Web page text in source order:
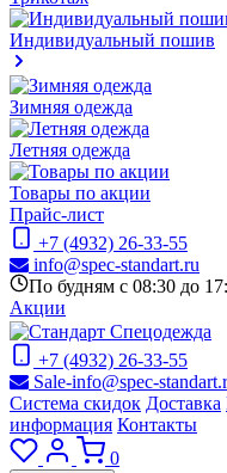
Индивидуальный пошив
Зимняя одежда
Летняя одежда
Товары по акции
Прайс-лист
+7 (4932) 26-33-55
info@spec-standart.ru
По будням с 08:30 до
Акции
+7 (4932) 26-33-55
Sale-info@spec-
Система скидок Доставка
информация Контакты
0